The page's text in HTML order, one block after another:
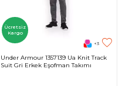
Ücretsiz
Kargo
+3
Under Armour 1357139 Ua Knit Track
Suit Gri Erkek Eşofman Takımı